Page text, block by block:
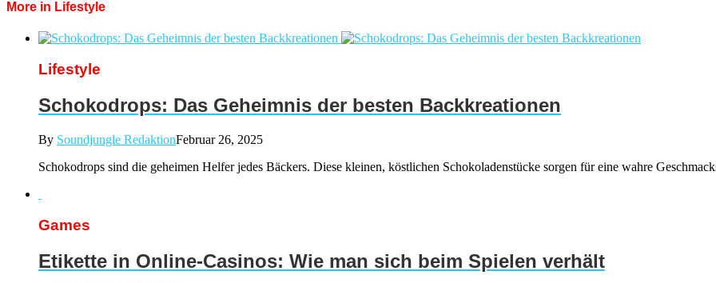
More in Lifestyle
Lifestyle
Schokodrops: Das Geheimnis der besten Backkreationen
By Soundjungle RedaktionFebruar 26, 2025
Schokodrops sind die geheimen Helfer jedes Bäckers. Diese kleinen, köstlichen Schokoladenstücke sorgen für eine wahre
Games
Etikette in Online-Casinos: Wie man sich beim Spielen verhält